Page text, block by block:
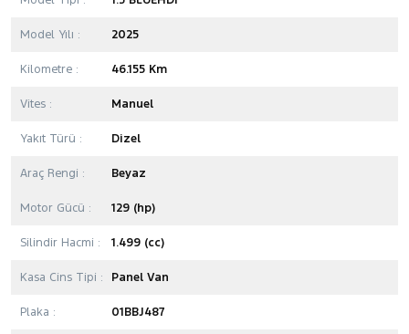
Model Yılı : 2025
Kilometre : 46.155 Km
Vites : Manuel
Yakıt Türü : Dizel
Araç Rengi : Beyaz
Motor Gücü : 129 (hp)
Silindir Hacmi : 1.499 (cc)
Kasa Cins Tipi : Panel Van
Plaka : 01BBJ487